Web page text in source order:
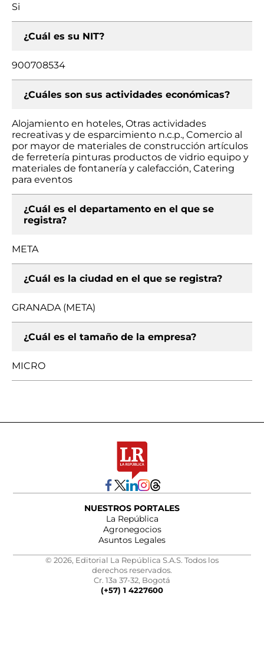
Si
¿Cuál es su NIT?
900708534
¿Cuáles son sus actividades económicas?
Alojamiento en hoteles, Otras actividades
recreativas y de esparcimiento n.c.p., Comercio al
por mayor de materiales de construcción artículos
de ferretería pinturas productos de vidrio equipo y
materiales de fontanería y calefacción, Catering
para eventos
¿Cuál es el departamento en el que se
registra?
META
¿Cuál es la ciudad en el que se registra?
GRANADA (META)
¿Cuál es el tamaño de la empresa?
MICRO
NUESTROS PORTALES
La República
Agronegocios
Asuntos Legales
© 2026, Editorial La República S.A.S. Todos los
derechos reservados.
Cr. 13a 37-32, Bogotá
(+57) 1 4227600